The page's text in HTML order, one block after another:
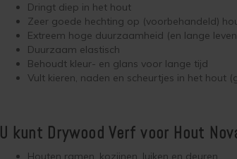
Dringt diep in het hout
Zeer goede hechting op (voorbehandeld)
Extreem hoge duurzaamheid (en lange
Duurzaam elastisch
Behoudt kleur- en glans voor lange tijd
Vult kieren, naden en scheurtjes in het hout
U kunt Drywood Verf voor Hout
Houten ramen, kozijnen, luiken en deuren